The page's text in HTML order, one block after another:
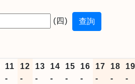
(四)
11
-
12
-
13
-
14
-
15
-
16
-
17
-
18
-
19
-